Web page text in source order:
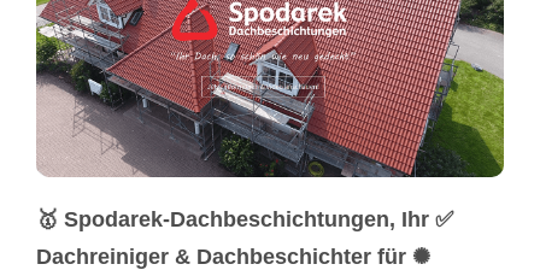
🥇 Spodarek-Dachbeschichtungen, Ihr ✅
Dachreiniger & Dachbeschichter für ✺